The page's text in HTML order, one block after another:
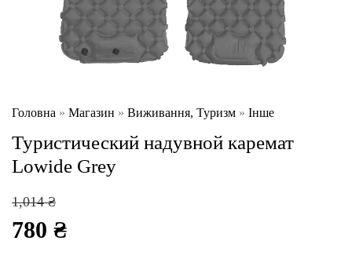
Головна » Магазин » Виживання, Туризм » Інше
Туристический надувной каремат
Lowide Grey
1,014₴
ціна:
1,014 ₴.
780 ₴